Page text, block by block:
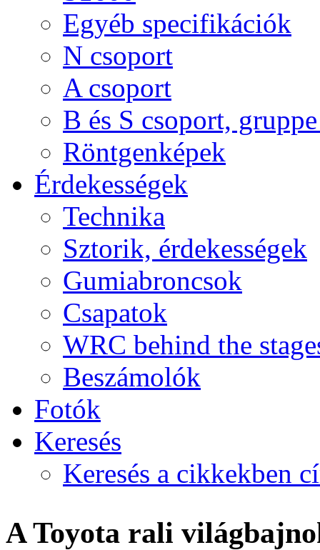
Egyéb specifikációk
N csoport
A csoport
B és S csoport,
Röntgenképek
Érdekességek
Technika
Sztorik, érdekességek
Gumiabroncsok
Csapatok
WRC behind the
Beszámolók
Fotók
Keresés
Keresés a cikkekben
A Toyota rali